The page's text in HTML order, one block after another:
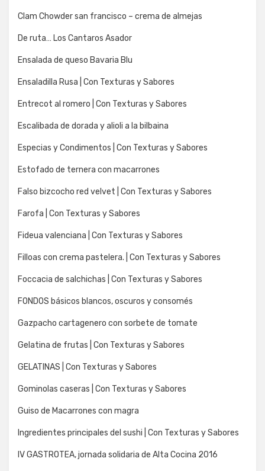
Clam Chowder san francisco – crema de almejas
De ruta… Los Cantaros Asador
Ensalada de queso Bavaria Blu
Ensaladilla Rusa | Con Texturas y Sabores
Entrecot al romero | Con Texturas y Sabores
Escalibada de dorada y alioli a la bilbaina
Especias y Condimentos | Con Texturas y Sabores
Estofado de ternera con macarrones
Falso bizcocho red velvet | Con Texturas y Sabores
Farofa | Con Texturas y Sabores
Fideua valenciana | Con Texturas y Sabores
Filloas con crema pastelera. | Con Texturas y Sabores
Foccacia de salchichas | Con Texturas y Sabores
FONDOS básicos blancos, oscuros y consomés
Gazpacho cartagenero con sorbete de tomate
Gelatina de frutas | Con Texturas y Sabores
GELATINAS | Con Texturas y Sabores
Gominolas caseras | Con Texturas y Sabores
Guiso de Macarrones con magra
Ingredientes principales del sushi | Con Texturas y Sabores
IV GASTROTEA, jornada solidaria de Alta Cocina 2016